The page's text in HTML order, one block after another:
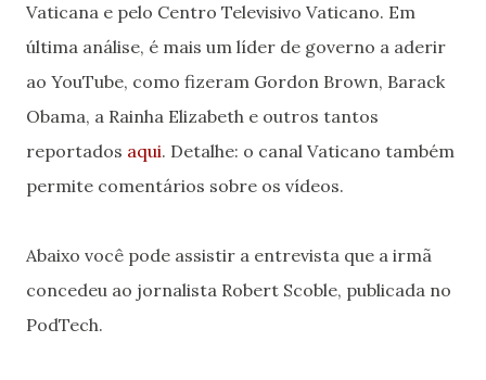
Vaticana e pelo Centro Televisivo Vaticano. Em
última análise, é mais um líder de governo a aderir
ao YouTube, como fizeram Gordon Brown, Barack
Obama, a Rainha Elizabeth e outros tantos
reportados aqui. Detalhe: o canal Vaticano também
permite comentários sobre os vídeos.
Abaixo você pode assistir a entrevista que a irmã
concedeu ao jornalista Robert Scoble, publicada no
PodTech.